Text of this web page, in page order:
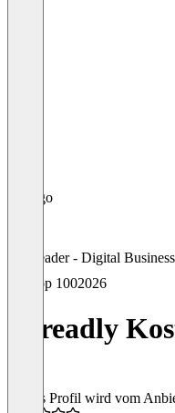
Leader - Digital
Top 1002026
Spreadly
Dieses Profil wird vom